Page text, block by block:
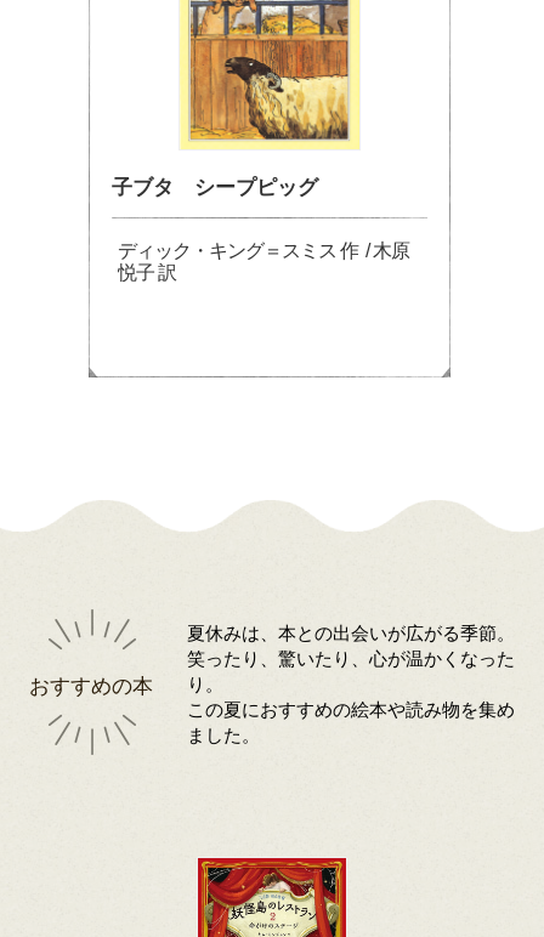
子ブタ シープピッグ
ディック・キング＝スミス 作 / 木原
悦子 訳
おすすめの本
夏休みは、本との出会いが広がる季節。
笑ったり、驚いたり、心が温かくなった
り。
この夏におすすめの絵本や読み物を集め
ました。